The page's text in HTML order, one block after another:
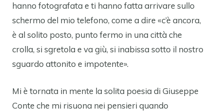
hanno fotografata e ti hanno fatta arrivare sullo
schermo del mio telefono, come a dire «c’è ancora,
è al solito posto, punto fermo in una città che
crolla, si sgretola e va giù, si inabissa sotto il nostro
sguardo attonito e impotente».
Mi è tornata in mente la solita poesia di Giuseppe
Conte che mi risuona nei pensieri quando